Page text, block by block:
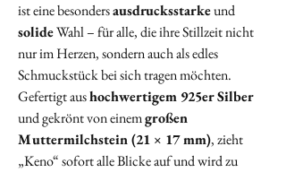
ist eine besondersausdrucksstarkeund
solideWahl – für alle, die ihre Stillzeit nicht
nur im Herzen, sondern auch als edles
Schmuckstück bei sich tragen möchten.
Gefertigt aushochwertigem 925er Silber
und gekrönt von einemgroßen
Muttermilchstein (21 × 17 mm), zieht
„Keno“ sofort alle Blicke auf und wird zu